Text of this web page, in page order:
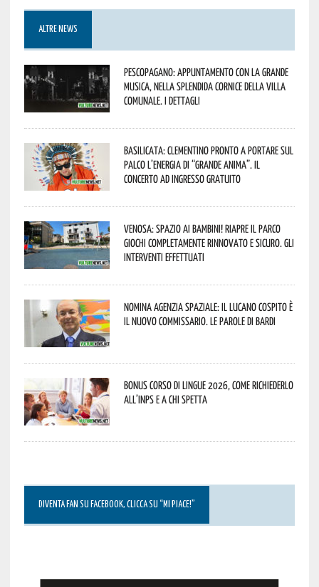
ALTRE NEWS
Pescopagano: appuntamento con la grande
musica, nella splendida cornice della Villa
Comunale. I dettagli
Basilicata: Clementino pronto a portare sul
palco l’energia di “Grande Anima”. Il
concerto ad ingresso gratuito
Venosa: spazio ai bambini! Riapre il Parco
Giochi completamente rinnovato e sicuro. Gli
interventi effettuati
Nomina Agenzia Spaziale: il lucano Cospito è
il nuovo commissario. Le parole di Bardi
Bonus corso di lingue 2026, come richiederlo
all’INPS e a chi spetta
DIVENTA FAN SU FACEBOOK, CLICCA SU “MI PIACE!”